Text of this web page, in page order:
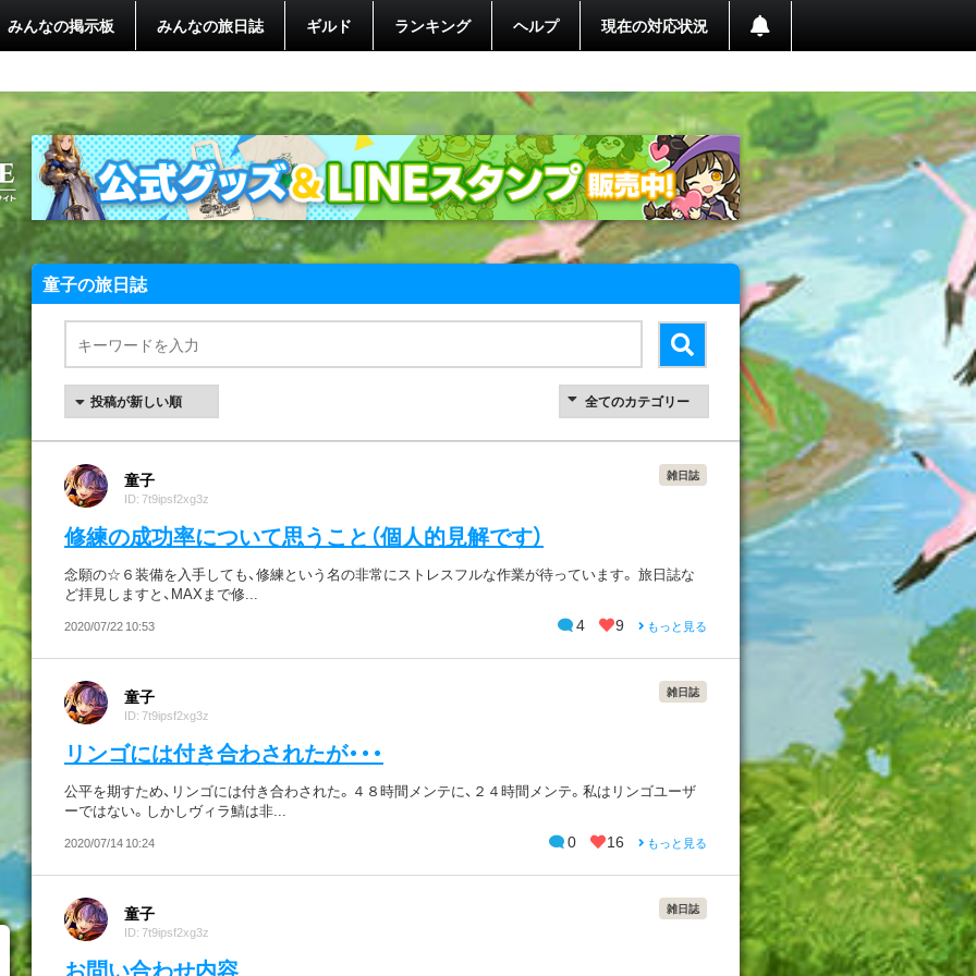
みんなの掲示板 みんなの旅日誌 ギルド ランキング ヘルプ 現在の対応状況
童子の旅日誌
童子
ID: 7t9ipsf2xg3z
雑日誌
修練の成功率について思うこと（個人的見解です）
念願の☆６装備を入手しても、修練という名の非常にストレスフルな作業が待っています。 旅日誌な
ど拝見しますと、MAXまで修...
2020/07/22 10:53 4 9 もっと見る
童子
ID: 7t9ipsf2xg3z
雑日誌
リンゴには付き合わされたが・・・
公平を期すため、リンゴには付き合わされた。４８時間メンテに、２４時間メンテ。私はリンゴユーザ
ーではない。しかしヴィラ鯖は非...
2020/07/14 10:24 0 16 もっと見る
童子
ID: 7t9ipsf2xg3z
雑日誌
お問い合わせ内容